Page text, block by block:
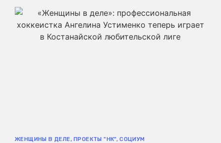
ЖЕНЩИНЫ В ДЕЛЕ, ПРОЕКТЫ "НК", СОЦИУМ